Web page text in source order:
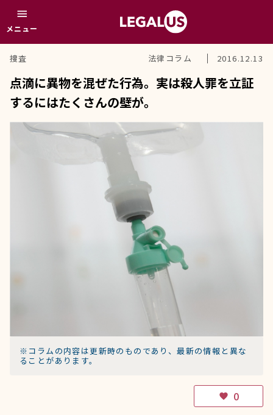
menu
メニュー
捜査 法律コラム 2016.12.13
点滴に異物を混ぜた行為。実は殺人罪を立証
するにはたくさんの壁が。
※コラムの内容は更新時のものであり、最新の情報と異な
ることがあります。
favorite
0